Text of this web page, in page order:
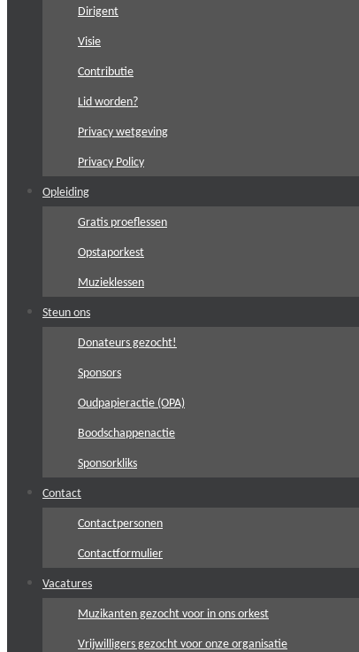
Dirigent
Visie
Contributie
Lid worden?
Privacy wetgeving
Privacy Policy
Opleiding
Gratis proeflessen
Opstaporkest
Muzieklessen
Steun ons
Donateurs gezocht!
Sponsors
Oudpapieractie (OPA)
Boodschappenactie
Sponsorkliks
Contact
Contactpersonen
Contactformulier
Vacatures
Muzikanten gezocht voor in ons orkest
Vrijwilligers gezocht voor onze organisatie